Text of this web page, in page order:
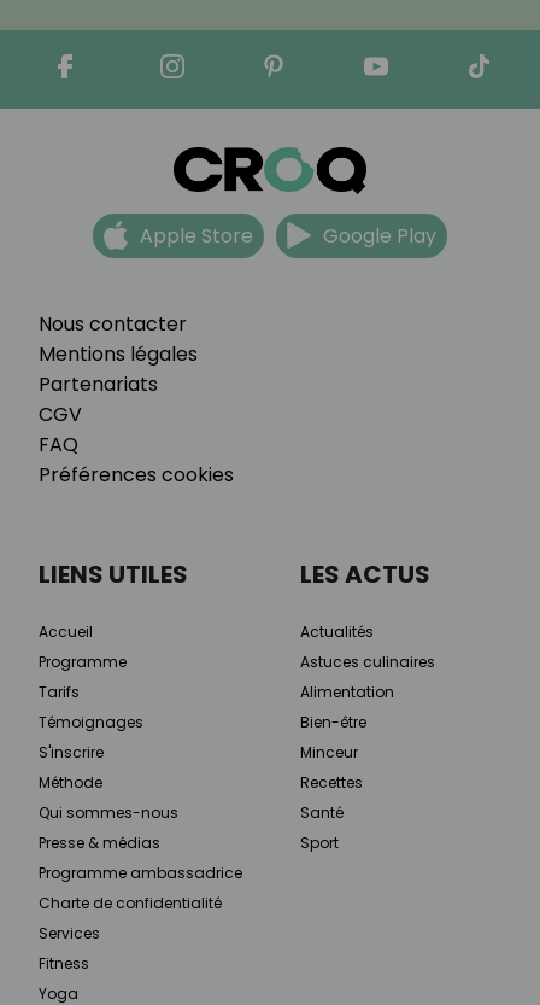
Nous contacter
Mentions légales
Partenariats
CGV
FAQ
Préférences cookies
Apple Store Google Play
LIENS UTILES
Accueil
Programme
Tarifs
Témoignages
S'inscrire
Méthode
Qui sommes-nous
Presse & médias
Programme ambassadrice
Charte de confidentialité
Services
Fitness
Yoga
LES ACTUS
Actualités
Astuces culinaires
Alimentation
Bien-être
Minceur
Recettes
Santé
Sport